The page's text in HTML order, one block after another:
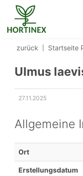
Accessibility-
Modus
aktivieren
Navigation
Inhalt
zurück Startseite
Ulmus
27.11.2025
Allgemeine
Ort
Erstellungsdatum